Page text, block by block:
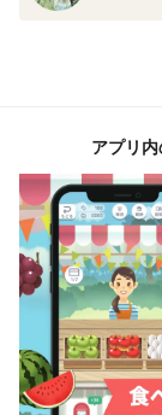
アプリ